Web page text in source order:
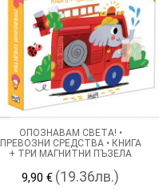
ОПОЗНАВАМ СВЕТА! •
ПРЕВОЗНИ СРЕДСТВА • КНИГА
+ ТРИ МАГНИТНИ ПЪЗЕЛА
9,90 € (19.36лв.)